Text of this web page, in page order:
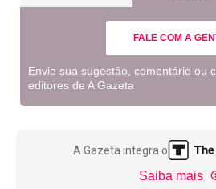
FALE COM A
Envie sua sugestão, comentário ou
editores de A Gazeta
A Gazeta integra o
Saiba mais